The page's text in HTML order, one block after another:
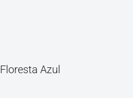
Floresta Azul